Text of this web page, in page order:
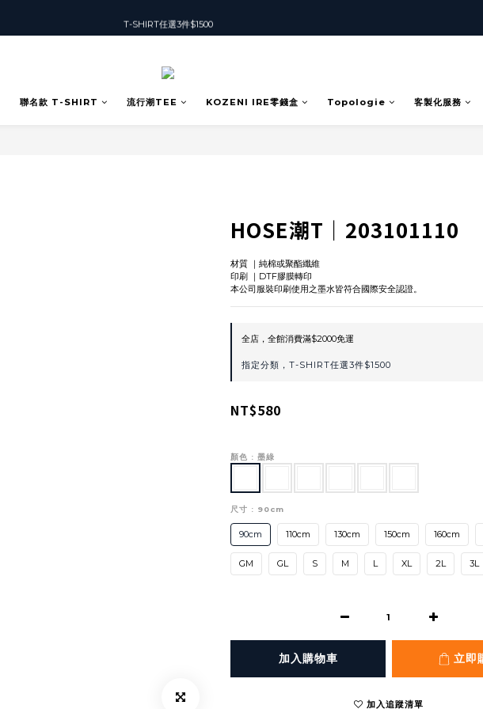
T-SHIRT任選3件$1500
T-SHIRT任選3件$1500
聯名款 T-SHIRT 流行潮TEE KOZENI IRE零錢盒 Topologie 客製化服務
HOSE潮T｜203101110
材質 ｜純棉或聚酯纖維
印刷 ｜DTF膠膜轉印
本公司服裝印刷使用之墨水皆符合國際安全認證。
全店，全館消費滿$2000免運
指定分類，T-SHIRT任選3件$1500
NT$580
顏色 : 墨綠
尺寸 : 90cm
90cm 110cm 130cm 150cm 160cm
GM GL S M L XL 2L 3L
加入購物車 立即
加入追蹤清單